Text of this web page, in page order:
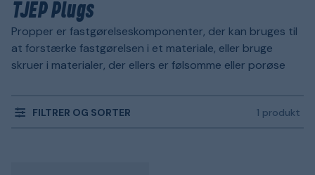
TJEP Plugs
Propper er fastgørelseskomponenter, der kan bruges til
at forstærke fastgørelsen i et materiale, eller bruge
skruer i materialer, der ellers er følsomme eller porøse
FILTRER OG SORTER 1 produkt